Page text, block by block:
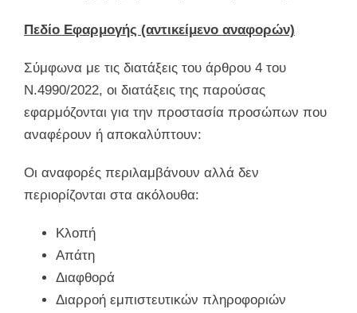
Πεδίο Εφαρμογής (αντικείμενο αναφορών)
Σύμφωνα με τις διατάξεις του άρθρου 4 του
Ν.4990/2022, οι διατάξεις της παρούσας
εφαρμόζονται για την προστασία προσώπων που
αναφέρουν ή αποκαλύπτουν:
Οι αναφορές περιλαμβάνουν αλλά δεν
περιορίζονται στα ακόλουθα:
Κλοπή
Απάτη
Διαφθορά
Διαρροή εμπιστευτικών πληροφοριών